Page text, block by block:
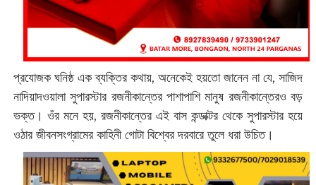
প্রযোজক ঘনিষ্ঠ এক ব্যক্তির কথায়, অনেকেই হয়তো জানেন না যে, সাজিদ
নাদিয়াদওয়ালা সুপারস্টার রজনীকান্তের পাশাপাশি মানুষ রজনীকান্তেরও বড়
ভক্ত। ওঁর মনে হয়, রজনীকান্তের এই বাস কন্ডাক্টর থেকে সুপারস্টার হয়ে
ওঠার জীবনসংগ্রামের কাহিনী গোটা বিশ্বের দরবারে তুলে ধরা উচিত।